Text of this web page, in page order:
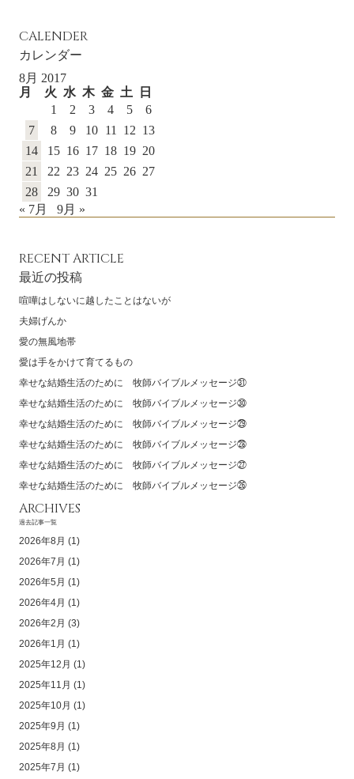
CALENDER
カレンダー
8月 2017
月
火 水 木 金 土
日
1
2 3 4 5
6
7
8 9 10 11 12 13
14
15 16 17 18 19 20
21
22 23 24 25 26 27
28
29 30 31
« 7月
9月 »
RECENT ARTICLE
最近の投稿
喧嘩はしないに越したことはないが
夫婦げんか
愛の無風地帯
愛は手をかけて育てるもの
幸せな結婚生活のために 牧師バイブルメッセージ㉛
幸せな結婚生活のために 牧師バイブルメッセージ㉚
幸せな結婚生活のために 牧師バイブルメッセージ㉙
幸せな結婚生活のために 牧師バイブルメッセージ㉘
幸せな結婚生活のために 牧師バイブルメッセージ㉗
幸せな結婚生活のために 牧師バイブルメッセージ㉖
ARCHIVES
過去記事一覧
2026年8月 (1)
2026年7月 (1)
2026年5月 (1)
2026年4月 (1)
2026年2月 (3)
2026年1月 (1)
2025年12月 (1)
2025年11月 (1)
2025年10月 (1)
2025年9月 (1)
2025年8月 (1)
2025年7月 (1)